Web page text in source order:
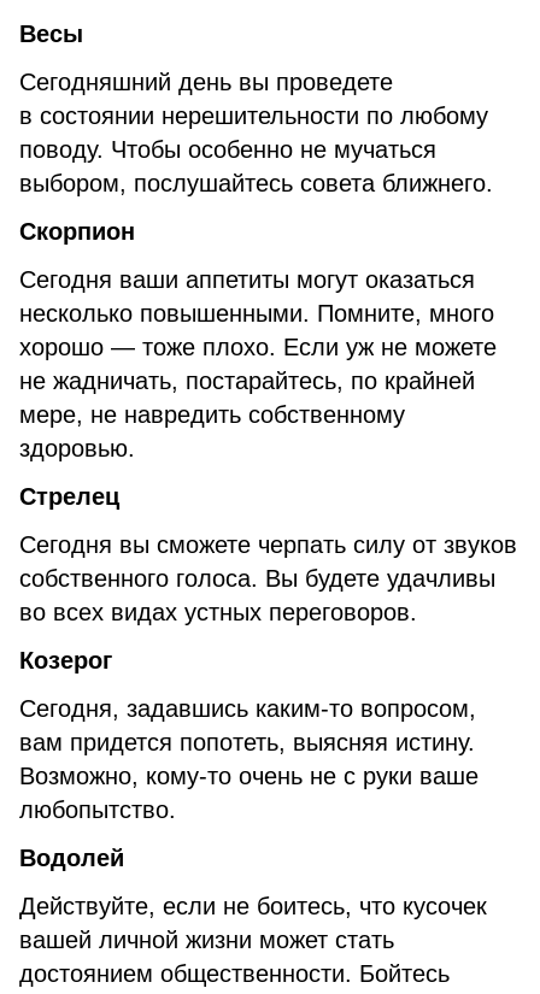
Весы
Сегодняшний день вы проведете
в состоянии нерешительности по любому
поводу. Чтобы особенно не мучаться
выбором, послушайтесь совета ближнего.
Скорпион
Сегодня ваши аппетиты могут оказаться
несколько повышенными. Помните, много
хорошо — тоже плохо. Если уж не можете
не жадничать, постарайтесь, по крайней
мере, не навредить собственному
здоровью.
Стрелец
Сегодня вы сможете черпать силу от звуков
собственного голоса. Вы будете удачливы
во всех видах устных переговоров.
Козерог
Сегодня, задавшись каким-то вопросом,
вам придется попотеть, выясняя истину.
Возможно, кому-то очень не с руки ваше
любопытство.
Водолей
Действуйте, если не боитесь, что кусочек
вашей личной жизни может стать
достоянием общественности. Бойтесь